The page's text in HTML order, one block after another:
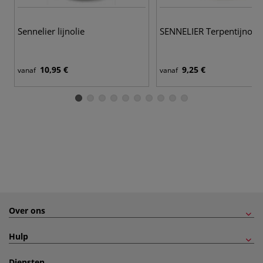
Sennelier lijnolie
vanaf 10,95 €
SENNELIER Terpentijnolie
vanaf 9,25 €
Over ons
Hulp